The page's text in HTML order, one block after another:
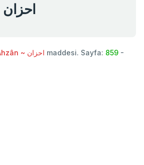
Ahzân ~ احزان
Ahzân ~ احزان maddesi. Sayfa: 859 -